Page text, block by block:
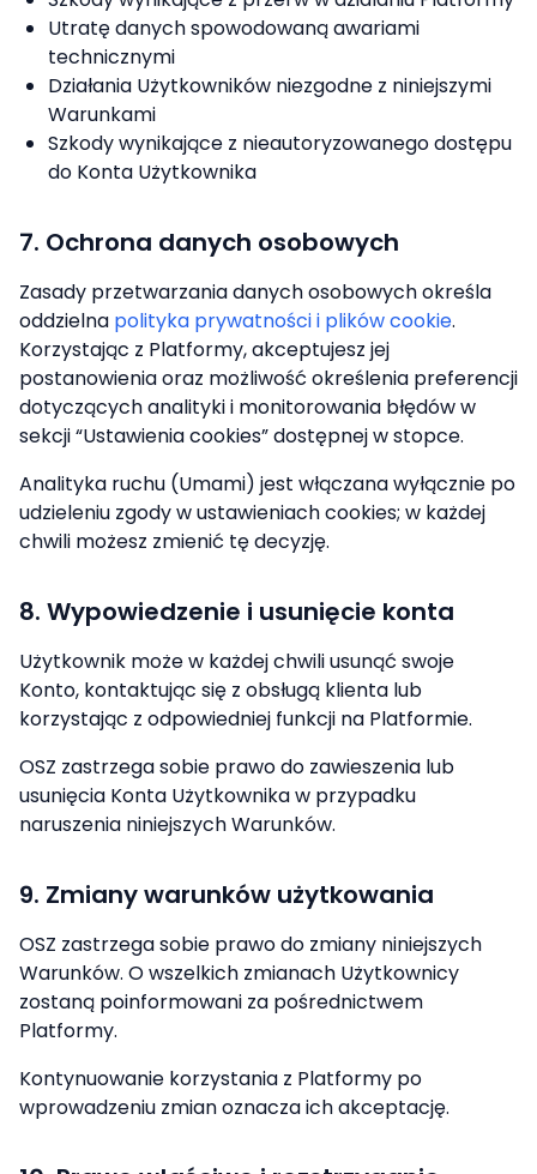
Utratę danych spowodowaną awariami
technicznymi
Działania Użytkowników niezgodne z niniejszymi
Warunkami
Szkody wynikające z nieautoryzowanego dostępu
do Konta Użytkownika
7. Ochrona danych osobowych
Zasady przetwarzania danych osobowych określa
oddzielna polityka prywatności i plików cookie.
Korzystając z Platformy, akceptujesz jej
postanowienia oraz możliwość określenia preferencji
dotyczących analityki i monitorowania błędów w
sekcji “Ustawienia cookies” dostępnej w stopce.
Analityka ruchu (Umami) jest włączana wyłącznie po
udzieleniu zgody w ustawieniach cookies; w każdej
chwili możesz zmienić tę decyzję.
8. Wypowiedzenie i usunięcie konta
Użytkownik może w każdej chwili usunąć swoje
Konto, kontaktując się z obsługą klienta lub
korzystając z odpowiedniej funkcji na Platformie.
OSZ zastrzega sobie prawo do zawieszenia lub
usunięcia Konta Użytkownika w przypadku
naruszenia niniejszych Warunków.
9. Zmiany warunków użytkowania
OSZ zastrzega sobie prawo do zmiany niniejszych
Warunków. O wszelkich zmianach Użytkownicy
zostaną poinformowani za pośrednictwem
Platformy.
Kontynuowanie korzystania z Platformy po
wprowadzeniu zmian oznacza ich akceptację.